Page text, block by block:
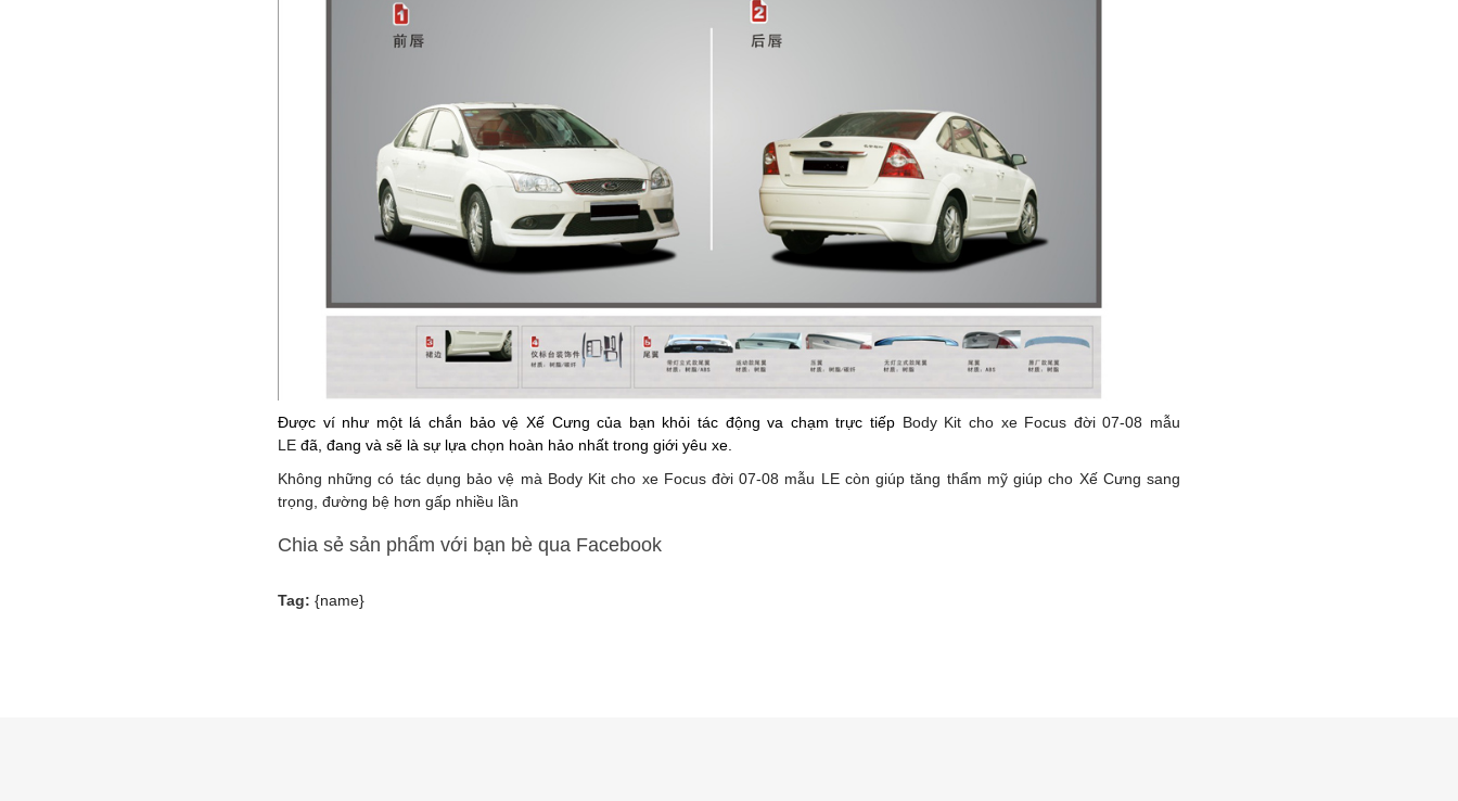
Được ví như một lá chắn bảo vệ Xế Cưng của bạn khỏi tác động va chạm trực tiếp Body Kit cho xe Focus đời 07-08 mẫu
LE đã, đang và sẽ là sự lựa chọn hoàn hảo nhất trong giới yêu xe.
Không những có tác dụng bảo vệ mà Body Kit cho xe Focus đời 07-08 mẫu LE còn giúp tăng thẩm mỹ giúp cho Xế Cưng sang
trọng, đường bệ hơn gấp nhiều lần
Chia sẻ sản phẩm với bạn bè qua Facebook
Tag: {name}